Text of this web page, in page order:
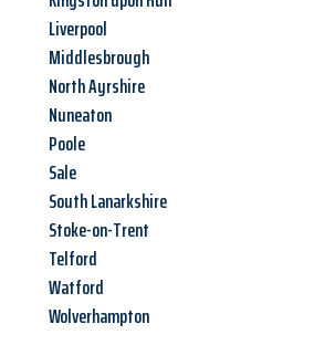
Liverpool
Middlesbrough
North Ayrshire
Nuneaton
Poole
Sale
South Lanarkshire
Stoke-on-Trent
Telford
Watford
Wolverhampton